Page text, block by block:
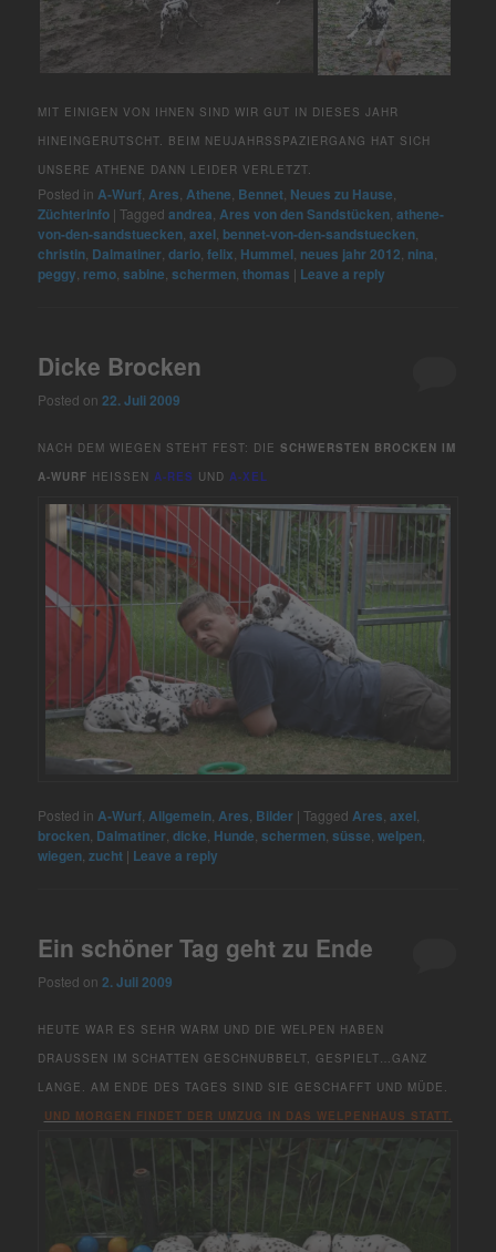
MIT EINIGEN VON IHNEN SIND WIR GUT IN DIESES JAHR
HINEINGERUTSCHT. BEIM NEUJAHRSSPAZIERGANG HAT SICH
UNSERE ATHENE DANN LEIDER VERLETZT.
Posted in A-Wurf Ares Athene Bennet Neues zu Hause
Züchterinfo |Tagged andrea Ares von den Sandstücken ,athene-
von-den-sandstuecken ,axel bennet-von-den-sandstuecken
christin Dalmatiner ,dario ,felix Hummel neues jahr 2012 nina
peggy remo ,sabine ,schermen ,thomas | Leave a reply
Dicke Brocken
Posted on22. Juli 2009
NACH DEM WIEGEN STEHT FEST: DIESCHWERSTEN BROCKEN IM
A-WURF HEISSEN A-RES UNDA-XEL
Posted in A-Wurf Allgemein Ares Bilder |Tagged Ares ,axel
brocken Dalmatiner ,dicke Hunde ,schermen ,süsse ,welpen
wiegen ,zucht | Leave a reply
Ein schöner Tag geht zu Ende
Posted on2. Juli 2009
HEUTE WAR ES SEHR WARM UND DIE WELPEN HABEN
DRAUSSEN IM SCHATTEN GESCHNUBBELT, GESPIELT…GANZ L
ANGE. AM ENDE DES TAGES SIND SIE GESCHAFFT UND MÜDE.
UND MORGEN FINDET DER UMZUG IN DAS WELPENHAUS STATT.